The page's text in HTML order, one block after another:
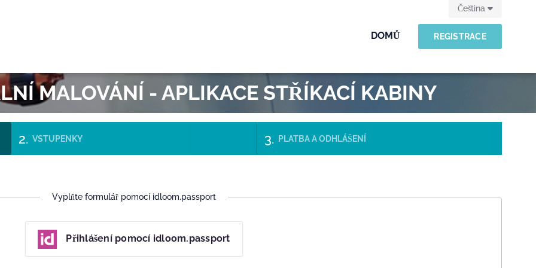
DOMŮ REGISTRACE
Čeština
MALOVÁNÍ - APLIKACE STŘÍKACÍ KABINY
VSTUPENKY PLATBA A ODHLÁŠENÍ
Vyplňte formulář pomocí idloom.passport
Přihlášení pomocí idloom.passport